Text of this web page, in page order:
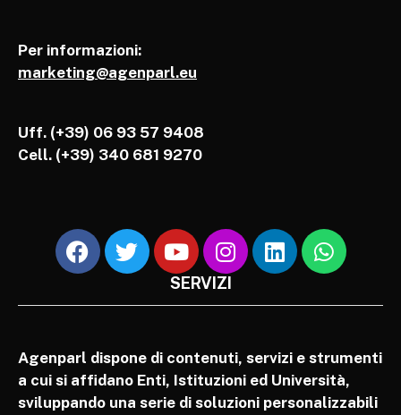
Per informazioni:
marketing@agenparl.eu
Uff. (+39) 06 93 57 9408
Cell. (+39) 340 681 9270
SERVIZI
Agenparl dispone di contenuti, servizi e strumenti
a cui si affidano Enti, Istituzioni ed Università,
sviluppando una serie di soluzioni personalizzabili